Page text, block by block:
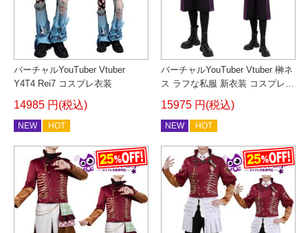
バーチャルYouTuber Vtuber
Y4T4 Rei7 コスプレ衣装
14985 円(税込)
NEW HOT
バーチャルYouTuber Vtuber 榊ネ
ス ラフな私服 新衣装 コスプレ衣
15975 円(税込)
NEW HOT